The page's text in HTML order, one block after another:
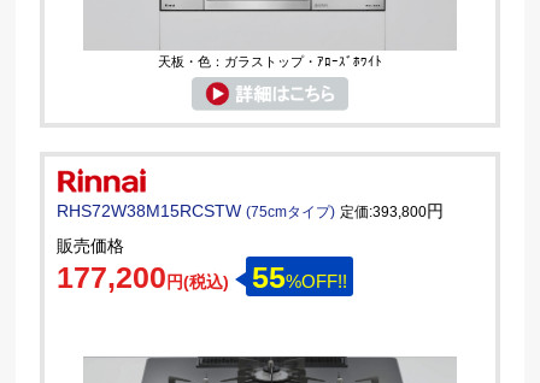
天板・色：ガラストップ・ｱﾛｰｽﾞﾎﾜｲﾄ
RHS72W38M15RCSTW(75cmタイプ) 定価:393,800円
販売価格
177,200円(税込) 55%OFF!!